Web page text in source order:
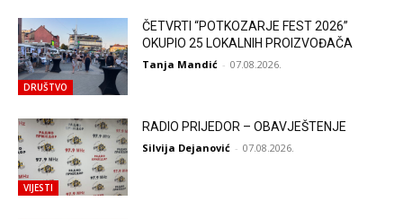
DRUŠTVO
ČETVRTI “POTKOZARJE FEST 2026”
OKUPIO 25 LOKALNIH PROIZVOĐAČA
Tanja Mandić - 07.08.2026.
VIJESTI
RADIO PRIJEDOR – OBAVJEŠTENJE
Silvija Dejanović - 07.08.2026.